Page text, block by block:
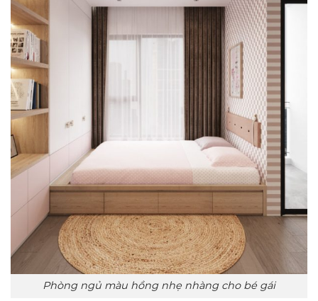
Phòng ngủ màu hồng nhẹ nhàng cho bé gái